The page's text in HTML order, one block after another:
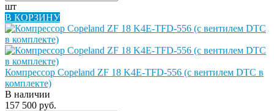
шт
В КОРЗИНУ
Компрессор Copeland ZF 18 K4E-TFD-556 (с вентилем DTC в
комплекте)
В наличии
157 500 руб.